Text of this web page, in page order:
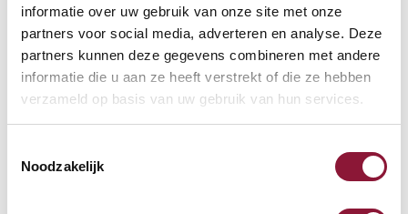
informatie over uw gebruik van onze site met onze
partners voor social media, adverteren en analyse. Deze
partners kunnen deze gegevens combineren met andere
informatie die u aan ze heeft verstrekt of die ze hebben
verzameld op basis van uw gebruik van hun services.
Noodzakelijk
FUSSRING ?
FUSSRING AUS POLIERTEM ALUMINIUM ?